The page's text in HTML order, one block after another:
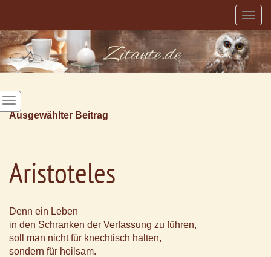
Ausgewählter Beitrag
Aristoteles
Denn ein Leben
in den Schranken der Verfassung zu führen,
soll man nicht für knechtisch halten,
sondern für heilsam.